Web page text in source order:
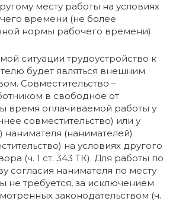
месту работы на условиях
времени (не более
нормы рабочего времени).
ситуации трудоустройство к
будет являться внешним
Совместительство –
в свободное от
время оплачиваемой работы у
совместительство) или у
нанимателя (нанимателей)
на условиях другого
(ч. 1 ст. 343 ТК). Для работы по
согласия нанимателя по месту
не требуется, за исключением
законодательством (ч.